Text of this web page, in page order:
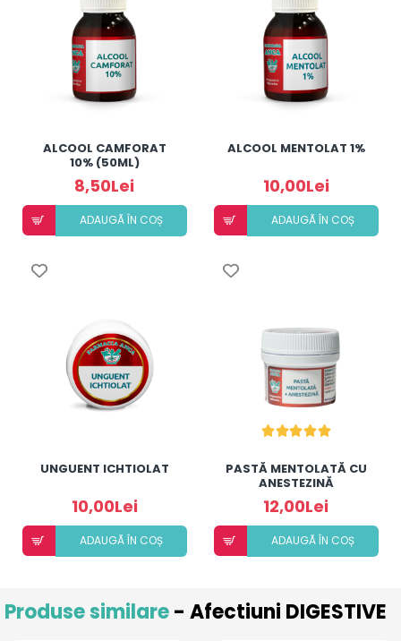
ALCOOL CAMFORAT
10% (50ML)
8,50Lei
ADAUGÃ ÎN COȘ
ALCOOL MENTOLAT 1%
10,00Lei
ADAUGÃ ÎN COȘ
UNGUENT ICHTIOLAT
10,00Lei
ADAUGÃ ÎN COȘ
PASTĂ MENTOLATĂ CU
ANESTEZINĂ
12,00Lei
ADAUGÃ ÎN COȘ
Produse similare- Afectiuni DIGESTIVE